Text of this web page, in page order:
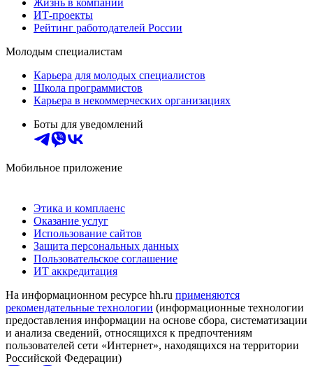
ИТ-проекты
Рейтинг работодателей России
Молодым специалистам
Карьера для молодых специалистов
Школа программистов
Карьера в некоммерческих организациях
Боты для уведомлений
Мобильное приложение
Этика и комплаенс
Оказание услуг
Использование сайтов
Защита персональных данных
Пользовательское соглашение
ИТ аккредитация
На информационном ресурсе hh.ru применяются
рекомендательные технологии (информационные технологии
предоставления информации на основе сбора, систематизации
и анализа сведений, относящихся к предпочтениям
пользователей сети «Интернет», находящихся на территории
Российской Федерации)